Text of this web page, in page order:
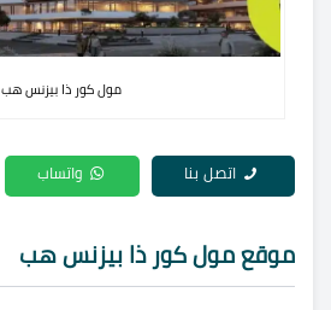
مول كور ذا بيزنس هب
اتصل بنا واتساب
موقع مول كور ذا بيزنس هب